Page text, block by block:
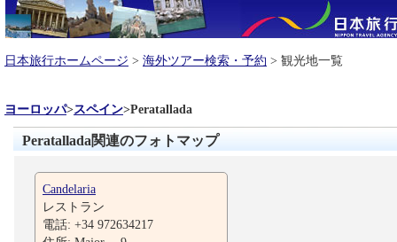
日本旅行ホームページ > 海外ツアー検索・予約 > 観光地一覧
ヨーロッパ>スペイン>Peratallada
Peratallada関連のフォトマップ
Candelaria
レストラン
電話: +34 972634217